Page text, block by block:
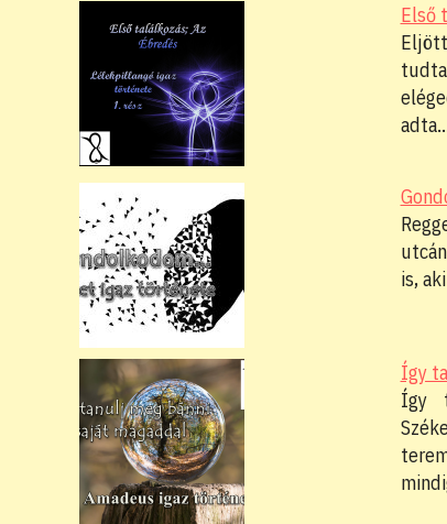
Első
is,
Így
Így